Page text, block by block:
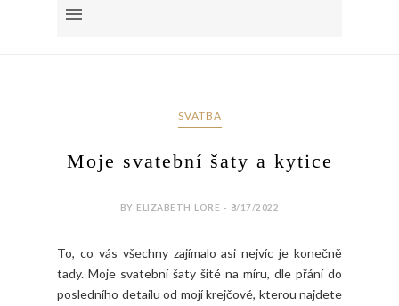
SVATBA
Moje svatební šaty a kytice
BY ELIZABETH LORE - 8/17/2022
To, co vás všechny zajímalo asi nejvíc je konečně
tady. Moje svatební šaty šité na míru, dle přání do
posledního detailu od mojí krejčové, kterou najdete